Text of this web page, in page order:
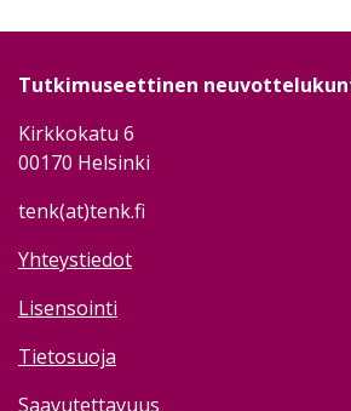
Tutkimuseettinen
Kirkkokatu 6
00170 Helsinki
tenk(at)tenk.fi
Yhteystiedot
Lisensointi
Tietosuoja
Saavutettavuus